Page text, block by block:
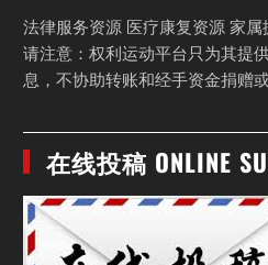
法律服务资源 医疗康复资源 家
请注意：权利运动平台只为其提
息，不协助转账和经手资金捐赠
在线投稿 ONLINE